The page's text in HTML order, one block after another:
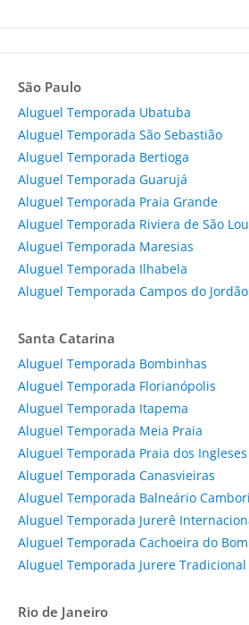
São Paulo
Aluguel Temporada Ubatuba
Aluguel Temporada São Sebastião
Aluguel Temporada Bertioga
Aluguel Temporada Guarujá
Aluguel Temporada Praia Grande
Aluguel Temporada Riviera de São
Aluguel Temporada Maresias
Aluguel Temporada Ilhabela
Aluguel Temporada Campos do Jordão
Santa Catarina
Aluguel Temporada Bombinhas
Aluguel Temporada Florianópolis
Aluguel Temporada Itapema
Aluguel Temporada Meia Praia
Aluguel Temporada Praia dos Ingleses
Aluguel Temporada Canasvieiras
Aluguel Temporada Balneário
Aluguel Temporada Jurerê
Aluguel Temporada Cachoeira do Bom
Aluguel Temporada Jurere Tradicional
Rio de Janeiro